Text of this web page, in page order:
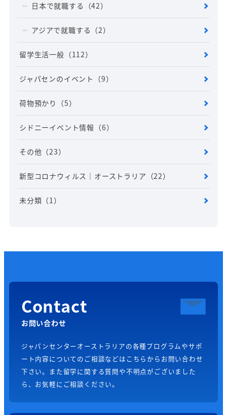
日本で就職する （42）
アジアで就職する （2）
留学生活一般 （112）
ジャパセンのイベント （9）
荷物預かり （5）
シドニーイベント情報 （6）
その他 （23）
新型コロナウィルス｜オーストラリア （22）
未分類 （1）
Contact
お問い合わせ
ジャパンセンターオーストラリアの各種プログラムやサポ
ート内容についてのご相談などはこちらからお問い合わせ
下さい。また留学に関する質問や不明点がございました
ら、お気軽にご相談ください。